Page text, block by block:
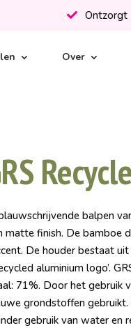
Ontzorgt
Over
balpen
matte finish. De bamboe
De houder bestaat
aluminium logo’.
71%. Door het gebruik
grondstoffen
gebruik van water en